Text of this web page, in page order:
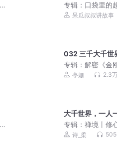
专辑： 口袋里的
奇旅呆瓜叔叔讲故事
032 三千大千世
专辑：解密《金
亭姗 2.3
大千世界，一人
专辑：禅境丨修
生 诗_柔